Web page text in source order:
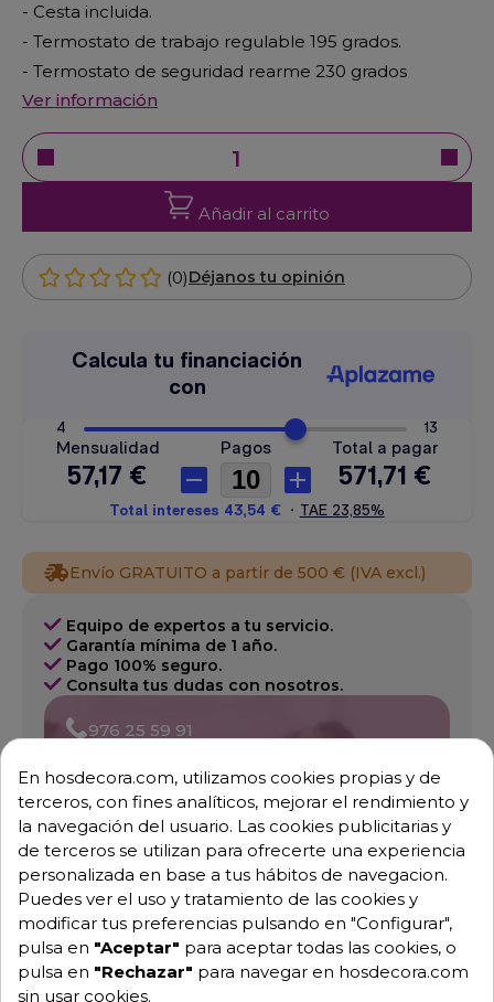
- Cesta incluida.
- Termostato de trabajo regulable 195 grados.
- Termostato de seguridad rearme 230 grados
Ver información
Añadir al carrito
(0)Déjanos tu opinión
Envío GRATUITO a partir de 500 € (IVA excl.)
Equipo de expertos a tu servicio.
Garantía mínima de 1 año.
Pago 100% seguro.
Consulta tus dudas con nosotros.
976 25 59 91
Hablemos
Pide tu presupuesto
En hosdecora.com, utilizamos cookies propias y de
terceros, con fines analíticos, mejorar el rendimiento y
la navegación del usuario. Las cookies publicitarias y
de terceros se utilizan para ofrecerte una experiencia
personalizada en base a tus hábitos de navegacion.
Puedes ver el uso y tratamiento de las cookies y
modificar tus preferencias pulsando en "Configurar",
pulsa en "Aceptar" para aceptar todas las cookies, o
pulsa en "Rechazar" para navegar en hosdecora.com
sin usar cookies.